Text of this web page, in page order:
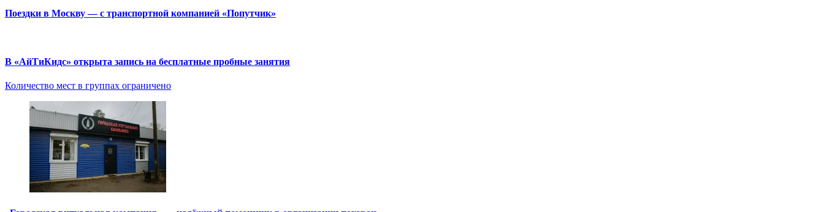
Поездки в Москву — с транспортной компанией «Попутчик»
В «АйТиКидс» открыта запись на бесплатные пробные занятия
Количество мест в группах ограничено